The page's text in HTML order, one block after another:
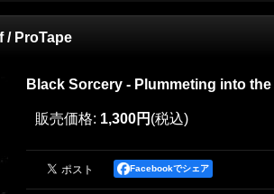
/ ProTape
Black Sorcery - Plummeting into
販売価格: 1,300円 (税込)
Facebookでシェア